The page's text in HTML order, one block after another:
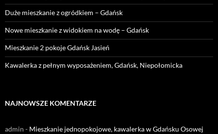
Duże mieszkanie z ogródkiem – Gdańsk
Nowe mieszkanie z widokiem na wodę – Gdańsk
Mieszkanie 2 pokoje Gdańsk Jasień
Kawalerka z pełnym wyposażeniem, Gdańsk, Niepołomicka
NAJNOWSZE KOMENTARZE
admin - Mieszkanie jednopokojowe, kawalerka w Gdańsku Osowej